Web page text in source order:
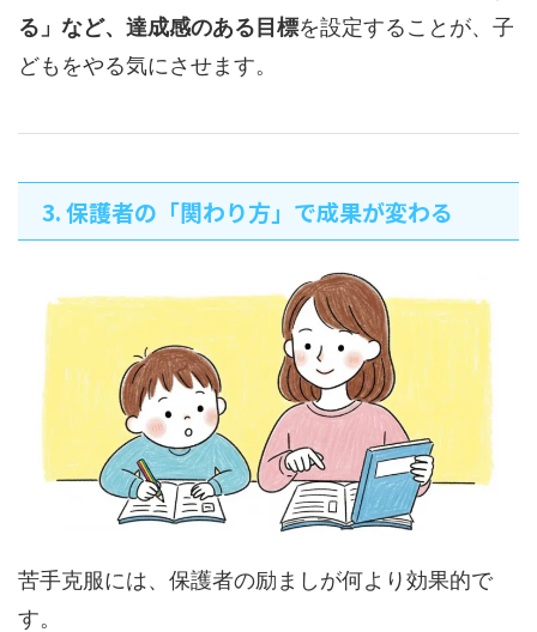
る」など、達成感のある目標を設定することが、子
どもをやる気にさせます。
3. 保護者の「関わり方」で成果が変わる
苦手克服には、保護者の励ましが何より効果的で
す。